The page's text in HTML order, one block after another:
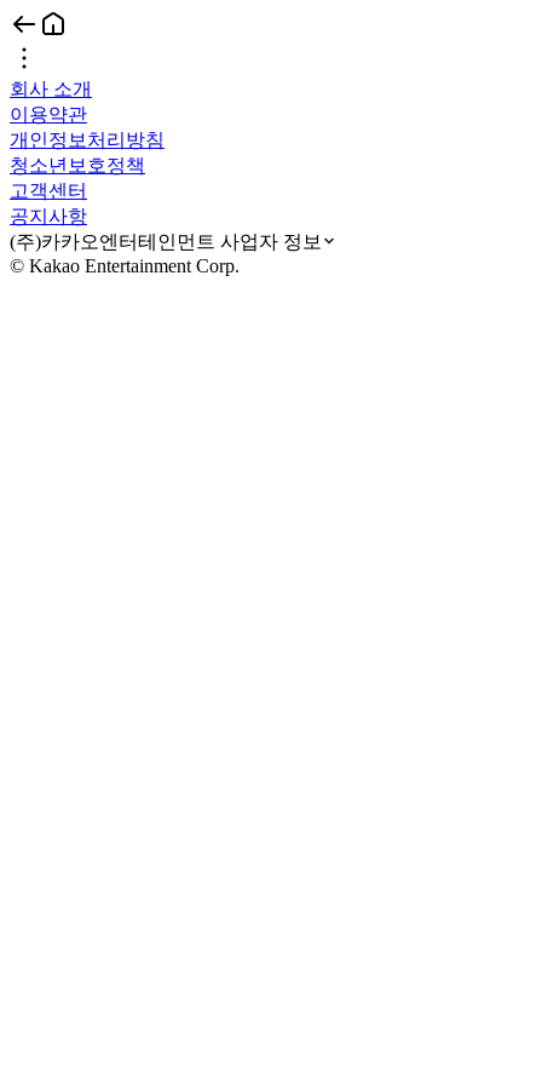
회사 소개
이용약관
개인정보처리방침
청소년보호정책
고객센터
공지사항
(주)카카오엔터테인먼트 사업자 정보
© Kakao Entertainment Corp.